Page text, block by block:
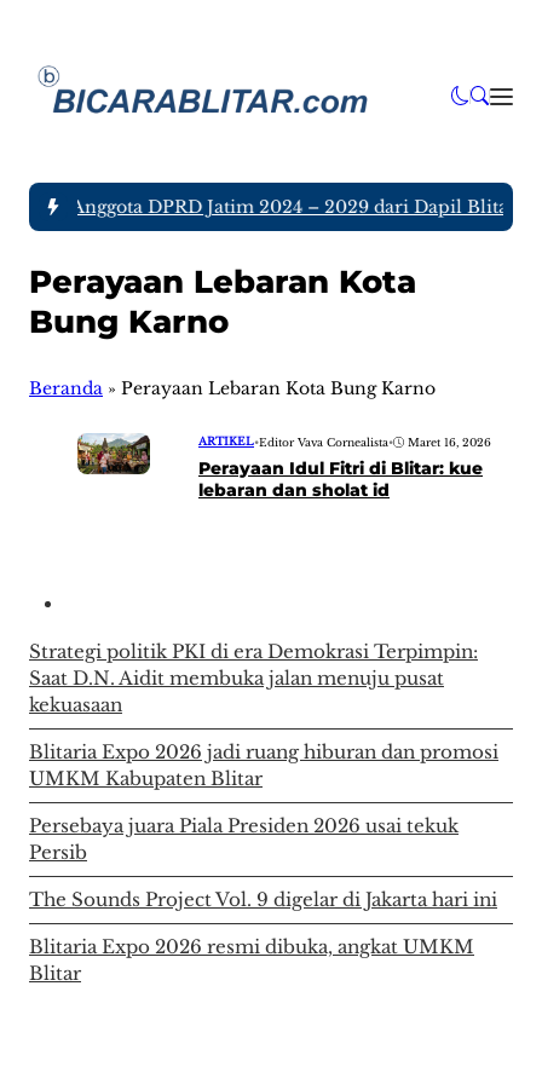
tujuh Anggota DPRD Jatim 2024 – 2029 dari Dapil Blitar
Perayaan Lebaran Kota
Bung Karno
Beranda » Perayaan Lebaran Kota Bung Karno
ARTIKEL•Editor Vava Cornealista• Maret 16, 2026
Perayaan Idul Fitri di Blitar: kue
lebaran dan sholat id
Strategi politik PKI di era Demokrasi Terpimpin:
Saat D.N. Aidit membuka jalan menuju pusat
kekuasaan
Blitaria Expo 2026 jadi ruang hiburan dan promosi
UMKM Kabupaten Blitar
Persebaya juara Piala Presiden 2026 usai tekuk
Persib
The Sounds Project Vol. 9 digelar di Jakarta hari ini
Blitaria Expo 2026 resmi dibuka, angkat UMKM
Blitar